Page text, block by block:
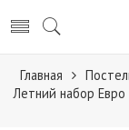
Главная
Летний набор Евро